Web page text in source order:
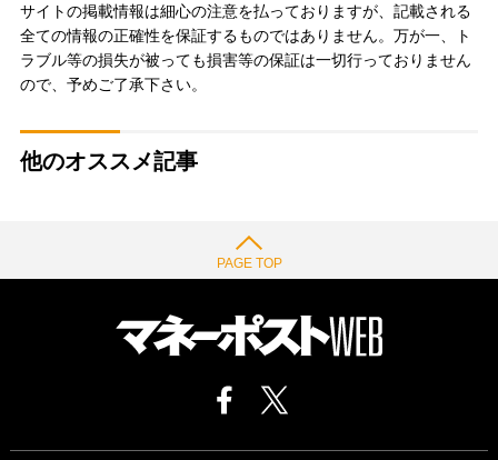
サイトの掲載情報は細心の注意を払っておりますが、記載される
全ての情報の正確性を保証するものではありません。万が一、ト
ラブル等の損失が被っても損害等の保証は一切行っておりません
ので、予めご了承下さい。
他のオススメ記事
PAGE TOP